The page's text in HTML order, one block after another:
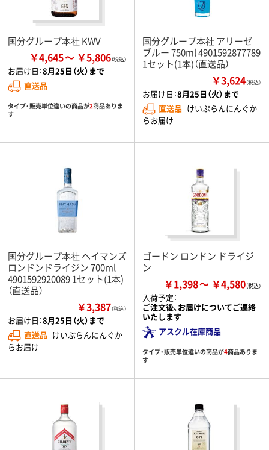
国分グループ本社 KWV
￥4,645 ￥5,806
お届け日：8月25日（火）まで
直送品
タイプ・販売単位違いの商品が2商品ありま
す
国分グループ本社 アリーゼ
ブルー 750ml 4901592877789
1セット(1本)（直送品）
￥3,624（税込）
お届け日：8月25日（火）まで
直送品 けいぷらんにんぐか
らお届け
国分グループ本社 ヘイマンズ
ロンドンドライジン 700ml
4901592920089 1セット(1本)
（直送品）
￥3,387（税込）
お届け日：8月25日（火）まで
直送品 けいぷらんにんぐか
らお届け
ゴードン ロンドン ドライジ
ン
￥1,398 ￥4,580
入荷予定：
ご注文後、お届けについてご連絡
いたします
アスクル在庫商品
タイプ・販売単位違いの商品が4商品ありま
す